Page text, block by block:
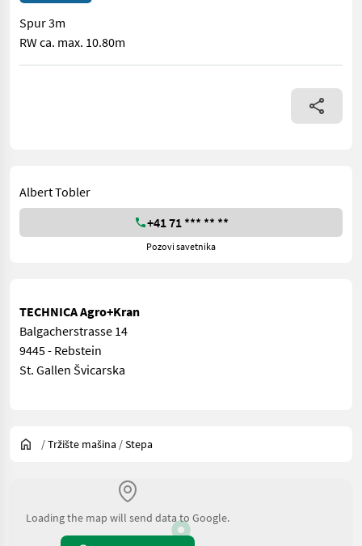
Spur 3m
RW ca. max. 10.80m
Spur 3m RW ca. max. 10.80m
Albert Tobler
+41 71 *** ** **
Pozovi savetnika
TECHNICA Agro+Kran
Balgacherstrasse 14
9445 - Rebstein
St. Gallen Švicarska
/Tržište mašina /Stepa
Loading the map will send data to Google.